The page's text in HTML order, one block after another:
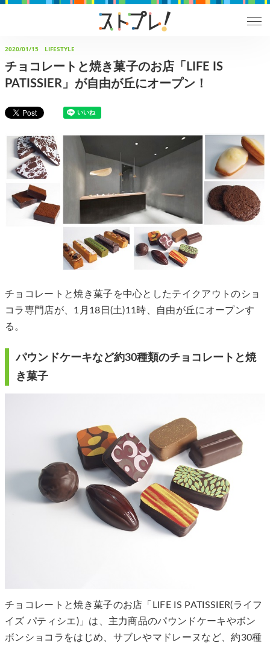
2020/01/15 LIFESTYLE
チョコレートと焼き菓子のお店「LIFE IS
PATISSIER」が自由が丘にオープン！
チョコレートと焼き菓子を中心としたテイクアウトのショ
コラ専門店が、1月18日(土)11時、自由が丘にオープンす
る。
パウンドケーキなど約30種類のチョコレートと焼
き菓子
チョコレートと焼き菓子のお店「LIFE IS PATISSIER(ライフ
イズ パティシエ)」は、主力商品のパウンドケーキやボン
ボンショコラをはじめ、サブレやマドレーヌなど、約30種